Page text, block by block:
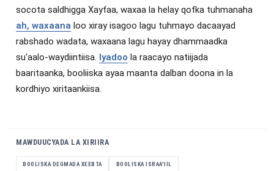
socota saldhigga Xayfaa, waxaa la helay qofka tuhmanaha
ah, waxaana loo xiray isagoo lagu tuhmayo dacaayad
rabshado wadata, waxaana lagu hayay dhammaadka
su'aalo-waydiintiisa. Iyadoo la raacayo natiijada
baaritaanka, booliiska ayaa maanta dalban doona in la
kordhiyo xiritaankiisa.
MAWDUUCYADA LA XIRIIRA
BOOLISKA DEGMADA XEEBTA BOOLISKA ISRAA'IIL